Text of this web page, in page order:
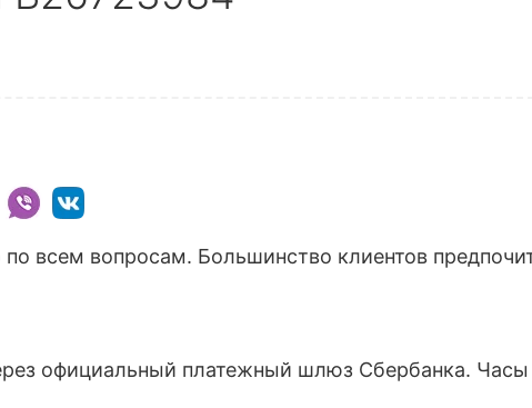
всем вопросам. Большинство клиентов
официальный платежный шлюз Сбербанка.